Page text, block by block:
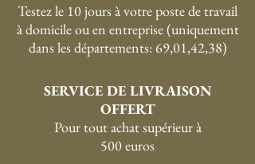
Testez le 10 jours à votre poste de travail
à domicile ou en entreprise (uniquement
dans les départements: 69,01,42,38)
SERVICE DE LIVRAISON
OFFERT
Pour tout achat supérieur à
500 euros